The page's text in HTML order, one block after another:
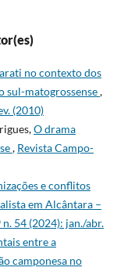
no contexto dos
sul-matogrossense,
(2010)
O drama
, Revista Campo-
e conflitos
em Alcântara –
54 (2024): jan./abr.
entre a
camponesa no